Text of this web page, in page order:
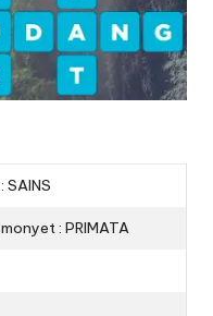
SAINS
: PRIMATA